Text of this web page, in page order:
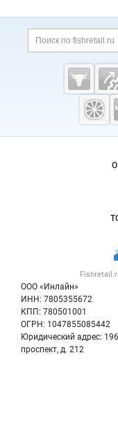
Cсылки
Важные
ООО «Инлайн»
ИНН: 7805355672
КПП: 780501001
ОГРН: 1047855085442
Юридический адрес:
проспект, д. 212
Навигация по
Политика